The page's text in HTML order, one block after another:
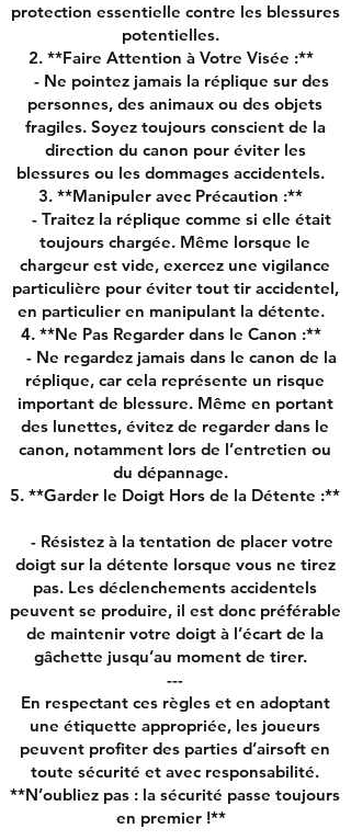
protection essentielle contre les blessures
potentielles.
2. **Faire Attention à Votre Visée :**
- Ne pointez jamais la réplique sur des
personnes, des animaux ou des objets
fragiles. Soyez toujours conscient de la
direction du canon pour éviter les
blessures ou les dommages accidentels.
3. **Manipuler avec Précaution :**
- Traitez la réplique comme si elle était
toujours chargée. Même lorsque le
chargeur est vide, exercez une vigilance
particulière pour éviter tout tir accidentel,
en particulier en manipulant la détente.
4. **Ne Pas Regarder dans le Canon :**
- Ne regardez jamais dans le canon de la
réplique, car cela représente un risque
important de blessure. Même en portant
des lunettes, évitez de regarder dans le
canon, notamment lors de l’entretien ou
du dépannage.
5. **Garder le Doigt Hors de la Détente :**
- Résistez à la tentation de placer votre
doigt sur la détente lorsque vous ne tirez
pas. Les déclenchements accidentels
peuvent se produire, il est donc préférable
de maintenir votre doigt à l’écart de la
gâchette jusqu’au moment de tirer.
---
En respectant ces règles et en adoptant
une étiquette appropriée, les joueurs
peuvent profiter des parties d’airsoft en
toute sécurité et avec responsabilité.
**N’oubliez pas : la sécurité passe toujours
en premier !**